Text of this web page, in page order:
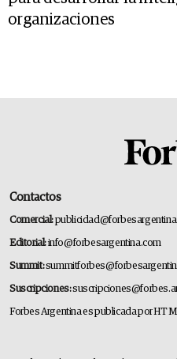
organizaciones
Contactos
Comercial:
Editorial:info@forbesargentina.com
Summit:
Suscripciones:
Forbes Argentina es publicada por HT